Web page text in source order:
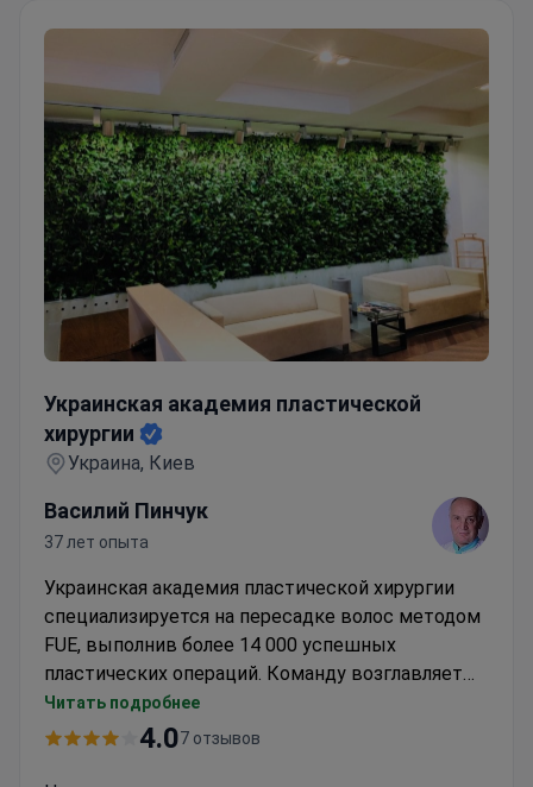
Украинская академия пластической
хирургии
Украина, Киев
Василий Пинчук
37 лет опыта
Украинская академия пластической хирургии
специализируется на пересадке волос методом
FUE, выполнив более 14 000 успешных
пластических операций. Команду возглавляет
доктор Василий Пинчук, пластический хирург с
37 лет опыта опытом работы и президент
Читать подробнее
4.07 отзывов